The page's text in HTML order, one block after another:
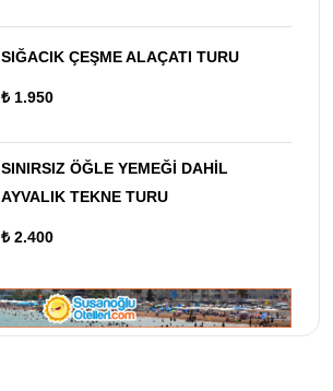
SIĞACIK ÇEŞME ALAÇATI TURU
₺ 1.950
SINIRSIZ ÖĞLE YEMEĞİ DAHİL
AYVALIK TEKNE TURU
₺ 2.400